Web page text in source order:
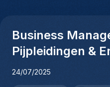
Business
Pijpleidingen &
24/07/2025